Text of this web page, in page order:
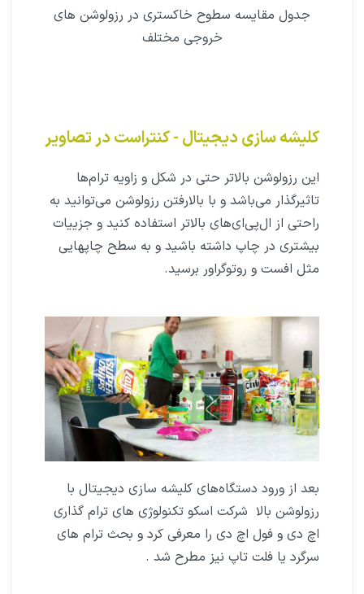
جدول مقایسه سطوح خاکستری در رزولوشن های
خروجی مختلف
کلیشه سازی دیجیتال - کنتراست در تصاویر
این رزولوشن بالاتر حتی در شکل و زاویه ترام‌ها
تاثیرگذار می‌باشد و با بالارفتن رزولوشن می‌توانید به
راحتی از ال‌پی‌ای‌های بالاتر استفاده کنید و جزییات
بیشتری در چاپ داشته باشید و به سطح چاپهایی
مثل افست و روتوگراور برسید.
بعد از ورود دستگاه‌های کلیشه سازی دیجیتال با
رزولوشن بالا شرکت اسکو تکنولوژی های ترام گذاری
اچ دی و فول اچ دی را معرفی کرد و بحث ترام های
سرگرد یا فلت تاپ نیز مطرح شد .